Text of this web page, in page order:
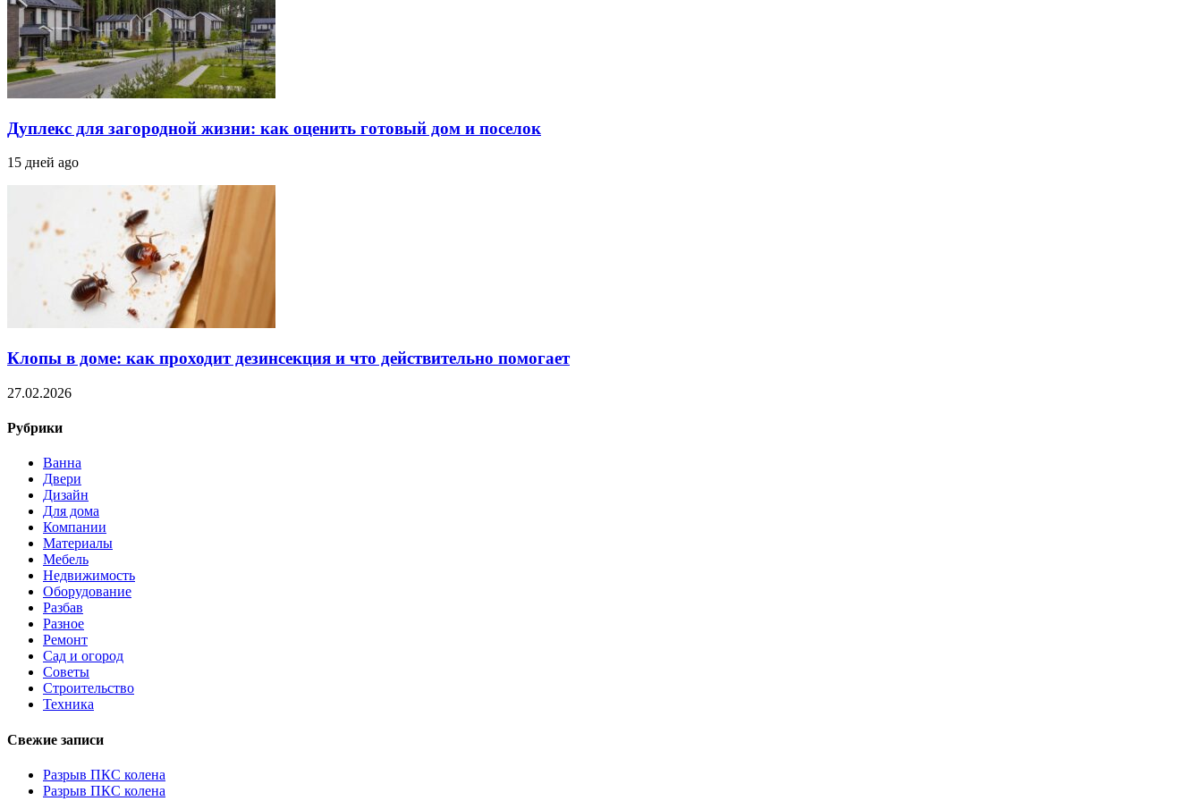
Дуплекс для загородной жизни: как оценить готовый дом и поселок
15 дней ago
Клопы в доме: как проходит дезинсекция и что действительно помогает
27.02.2026
Рубрики
Ванна
Двери
Дизайн
Для дома
Компании
Материалы
Мебель
Недвижимость
Оборудование
Разбав
Разное
Ремонт
Сад и огород
Советы
Строительство
Техника
Свежие записи
Разрыв ПКС колена
Разрыв ПКС колена